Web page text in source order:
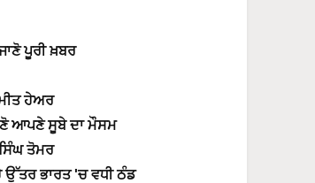
ਪੂਰੀ ਖ਼ਬਰ
ਹੇਅਰ
ਆਪਣੇ ਸੂਬੇ ਦਾ ਮੌਸਮ
ਤੋਮਰ
ਉੱਤਰ ਭਾਰਤ 'ਚ ਵਧੀ ਠੰਡ